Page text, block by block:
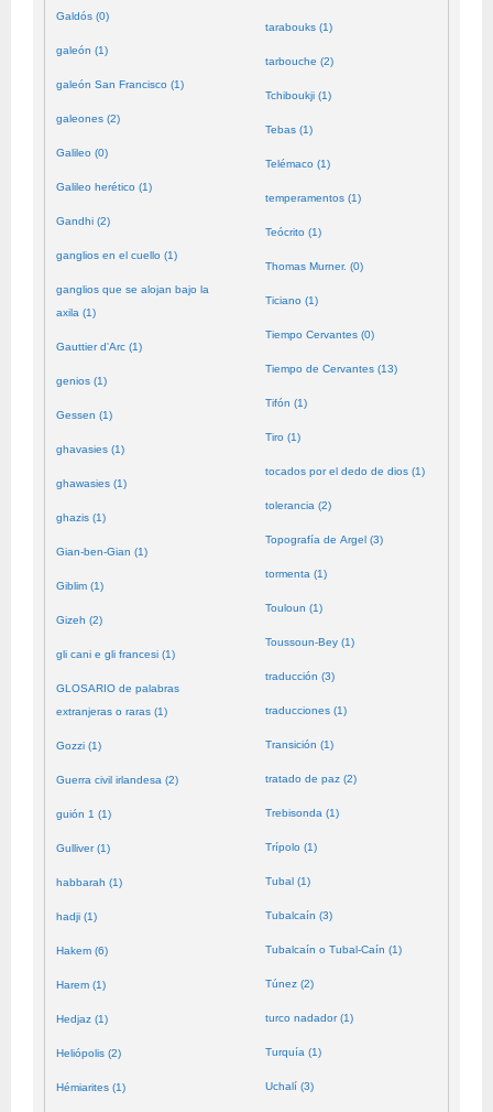
Galdós (0)
galeón (1)
galeón San Francisco (1)
galeones (2)
Galileo (0)
Galileo herético (1)
Gandhi (2)
ganglios en el cuello (1)
ganglios que se alojan bajo la
axila (1)
Gauttier d'Arc (1)
genios (1)
Gessen (1)
ghavasies (1)
ghawasies (1)
ghazis (1)
Gian-ben-Gian (1)
Giblim (1)
Gizeh (2)
gli cani e gli francesi (1)
GLOSARIO de palabras
extranjeras o raras (1)
Gozzi (1)
Guerra civil irlandesa (2)
guión 1 (1)
Gulliver (1)
habbarah (1)
hadji (1)
Hakem (6)
Harem (1)
Hedjaz (1)
Heliópolis (2)
Hémiarites (1)
tarabouks (1)
tarbouche (2)
Tchiboukji (1)
Tebas (1)
Telémaco (1)
temperamentos (1)
Teócrito (1)
Thomas Murner. (0)
Ticiano (1)
Tiempo Cervantes (0)
Tiempo de Cervantes (13)
Tifón (1)
Tiro (1)
tocados por el dedo de dios (1)
tolerancia (2)
Topografía de Argel (3)
tormenta (1)
Touloun (1)
Toussoun-Bey (1)
traducción (3)
traducciones (1)
Transición (1)
tratado de paz (2)
Trebisonda (1)
Trípolo (1)
Tubal (1)
Tubalcaín (3)
Tubalcaín o Tubal-Caín (1)
Túnez (2)
turco nadador (1)
Turquía (1)
Uchalí (3)